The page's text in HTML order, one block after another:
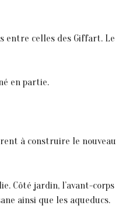
entre celles des Giffart. Le
en partie.
à construire le nouveau
Côté jardin, l’avant-corps
ainsi que les aqueducs.